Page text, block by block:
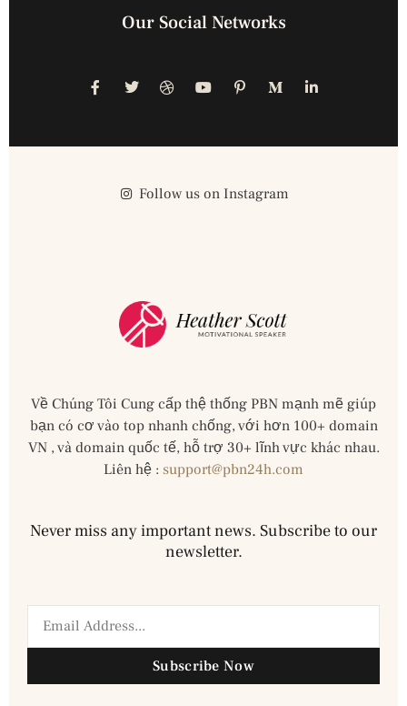
Our Social Networks
Follow us on Instagram
Về Chúng Tôi Cung cấp thệ thống PBN mạnh mẽ giúp
bạn có cơ vào top nhanh chống, với hơn 100+ domain
VN , và domain quốc tế, hỗ trợ 30+ lĩnh vực khác nhau.
Liên hệ : support@pbn24h.com
Never miss any important news. Subscribe to our
newsletter.
Subscribe Now